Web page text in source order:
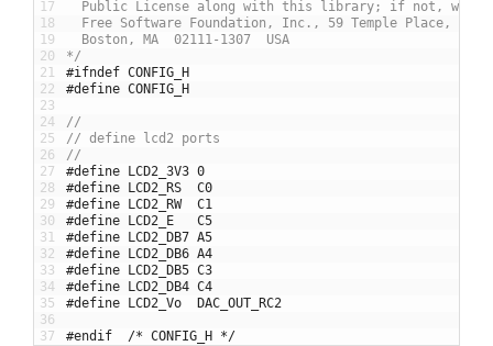
17
18
19
20
21
22
23
24
25
26
27
28
29
30
31
32
33
34
35
36
37
Public License along with this library; if not,
Free Software Foundation, Inc., 59 Temple Place,
Boston, MA  02111-1307  USA
*/
#ifndef CONFIG_H
#define	CONFIG_H
//
// define lcd2 ports
//
#define LCD2_3V3 0
#define LCD2_RS  C0
#define LCD2_RW  C1
#define LCD2_E   C5
#define LCD2_DB7 A5
#define LCD2_DB6 A4
#define LCD2_DB5 C3
#define LCD2_DB4 C4
#define LCD2_Vo  DAC_OUT_RC2
#endif	/* CONFIG_H */